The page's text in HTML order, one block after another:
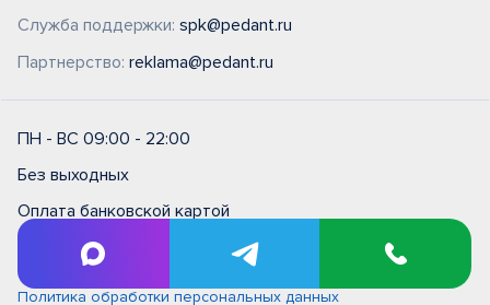
Служба поддержки: spk@pedant.ru
Партнерство: reklama@pedant.ru
ПН - ВС 09:00 - 22:00
Без выходных
Оплата банковской картой
Правила и условия на выполнение ремонтных работ в
сервисном центре типовые (единые)
Политика обработки персональных данных